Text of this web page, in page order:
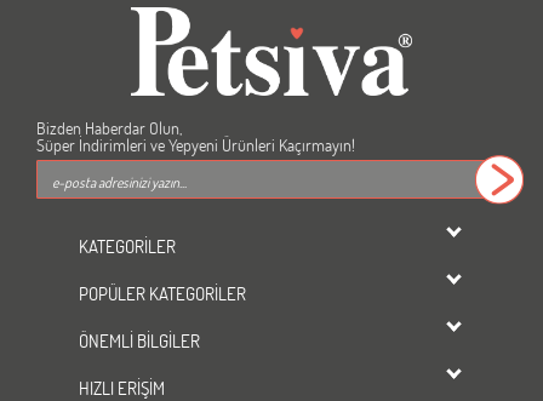
Bizden Haberdar Olun,
Süper İndirimleri ve Yepyeni Ürünleri Kaçırmayın!
KATEGORİLER
dondurulmuş ürünler
KÖPEK
BALIK
POPÜLER KATEGORİLER
Kedi Maması
Kedi Kumu
ÖNEMLİ BİLGİLER
Üyelik Sözleşmesi
HIZLI ERİŞİM